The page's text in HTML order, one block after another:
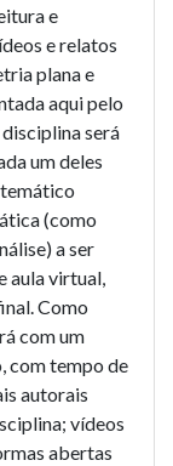
e
e relatos
plana e
aqui pelo
será
um deles
(como
a ser
aula virtual,
Como
com um
com tempo de
autorais
vídeos
abertas